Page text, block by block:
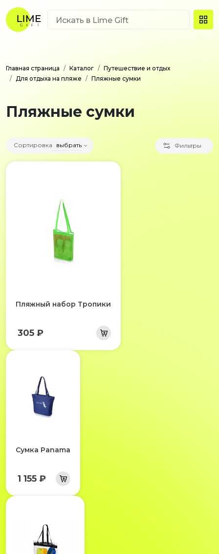
Главная страница Каталог
Путешествие и отдых
Для отдыха на пляже
Пляжные сумки
Пляжные сумки
Сортировка выбрать Фильтры
Пляжный набор Тропики
305 ₽
Сумка Panama
1 155 ₽